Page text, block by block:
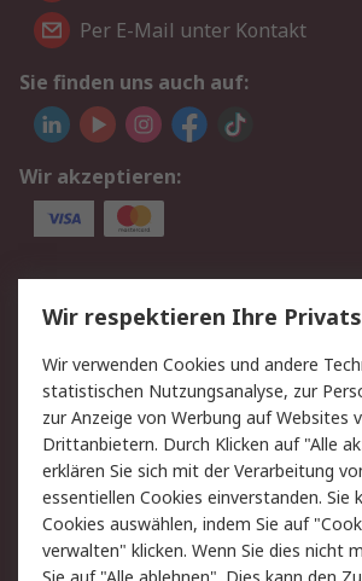
Per E-Mail unter Kontakt
Sie finden uns auch auf:
Wir akzeptieren:
Service
Value Added Services
Rücksendung/Entsorgung
Hilfe
Rechtliches
RS Verkaufs- und
Lieferbedingungen
Cookie-Richtlinie
Wir respektieren Ihre
Wir verwenden Cookies und andere
statistischen Nutzungsanalyse, zur
zur Anzeige von Werbung auf Websites
Drittanbietern. Durch Klicken auf "Alle
erklären Sie sich mit der Verarbeitung
essentiellen Cookies einverstanden. Sie
Cookies auswählen, indem Sie auf
verwalten" klicken. Wenn Sie dies nicht